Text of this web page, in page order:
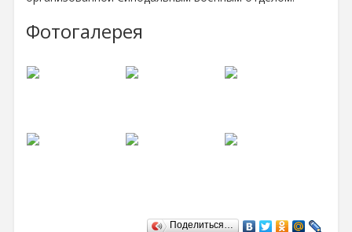
Фотогалерея
Поделиться…